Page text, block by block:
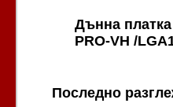
Дънна платка
PRO-VH /
Последно